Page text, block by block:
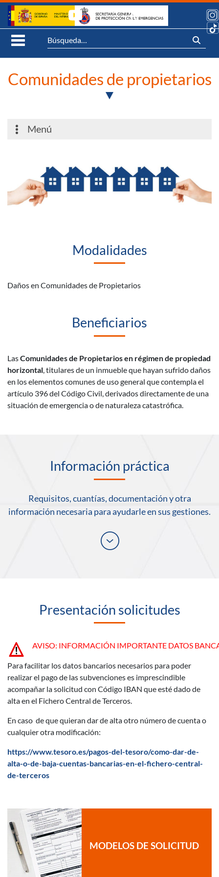
Saltar al contenido
Abrir Menú móvil
Síguenos:
Comunidades de propietarios
Menú
Modalidades
Daños en Comunidades de Propietarios
Beneficiarios
LasComunidades de Propietarios en régimen de propiedad
horizontal, titulares de un inmueble que hayan sufrido daños
en los elementos comunes de uso general que contempla el
artículo 396 del Código Civil, derivados directamente de una
situación de emergencia o de naturaleza catastrófica.
Información práctica
Requisitos, cuantías, documentación y otra
información necesaria para ayudarle en sus gestiones.
Presentación solicitudes
AVISO: INFORMACIÓN IMPORTANTE DATOS
Para facilitar los datos bancarios necesarios para poder
realizar el pago de las subvenciones es imprescindible
acompañar la solicitud con Código IBAN que esté dado de
alta en el Fichero Central de Terceros.
En caso de que quieran dar de alta otro número de cuenta o
cualquier otra modificación:
https://www.tesoro.es/pagos-del-tesoro/como-dar-de-
alta-o-de-baja-cuentas-bancarias-en-el-fichero-central-
de-terceros
MODELOS DE SOLICITUD